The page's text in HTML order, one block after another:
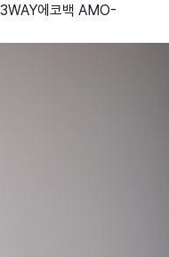
에코백 AMO-